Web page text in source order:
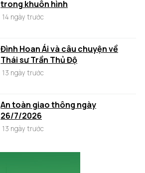
trong khuôn hình
14 ngày trước
Đình Hoan Ái và câu chuyện về
Thái sư Trần Thủ Độ
13 ngày trước
An toàn giao thông ngày
26/7/2026
13 ngày trước